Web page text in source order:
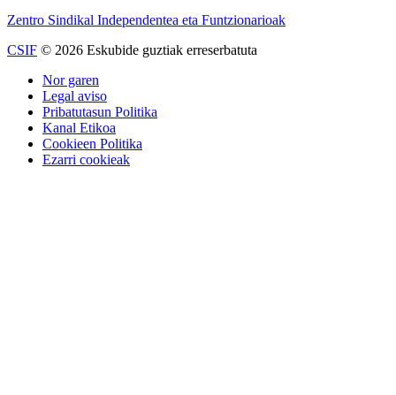
Zentro Sindikal Independentea eta Funtzionarioak
CSIF © 2026 Eskubide guztiak erreserbatuta
Nor garen
Legal aviso
Pribatutasun Politika
Kanal Etikoa
Cookieen Politika
Ezarri cookieak